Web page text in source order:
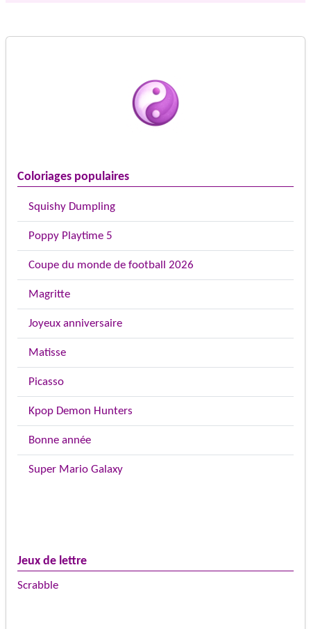
Coloriages populaires
Squishy Dumpling
Poppy Playtime 5
Coupe du monde de football 2026
Magritte
Joyeux anniversaire
Matisse
Picasso
Kpop Demon Hunters
Bonne année
Super Mario Galaxy
Jeux de lettre
Scrabble